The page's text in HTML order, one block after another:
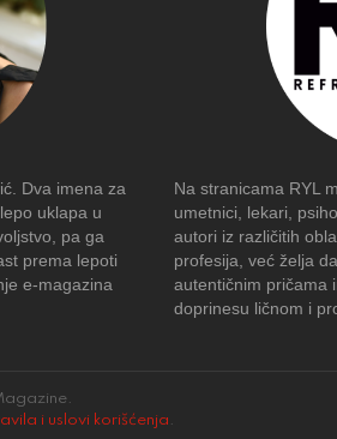
Dva imena za
uklapa u
pa ga
prema lepoti
e-magazina
Na stranicama RYL
umetnici, lekari,
autori iz različitih
profesija, već želja
autentičnim pričama
doprinesu ličnom i
i uslovi korišćenja .